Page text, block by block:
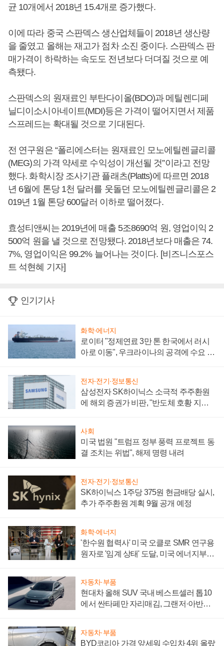
균 10개에서 2018년 15.4개로 증가했다.
이에 따라 중국 스판덱스 생산업체들이 2018년 생산량
을 줄였고 올해는 재고가 점차 소진 중이다. 스판덱스 판
매가격이 하락하는 속도도 전년보다 더뎌질 것으로 예
측됐다.
스판덱스의 원재료인 부탄다이올(BDO)과 메틸렌디페
닐디이소시아네이트(MDI)등은 가격이 떨어지면서 제품
스프레드는 확대될 것으로 기대된다.
전 연구원은 “폴리에스터는 원재료인 모노에틸렌글리콜
(MEG)의 가격 약세로 수익성이 개선될 것”이라고 전망
했다. 화학시장 조사기관 플래츠(Platts)에 따르면 2018
년 6월에 톤당 1천 달러를 웃돌던 모노에틸렌글리콜은 2
019년 1월 톤당 600달러 이하로 떨어졌다.
효성티앤씨는 2019년에 매출 5조8690억 원, 영업이익 2
500억 원을 낼 것으로 전망됐다. 2018년보다 매출은 74.
7%, 영업이익은 99.2% 늘어나는 것이다. [비즈니스포스
트 석현혜 기자]
인기기사
화학·에너지
로이터 "정제연료 3만 톤 한국에서 러시
아로 이동", 우크라이나의 공격에 수요 늘
전자·전기·정보통신
삼성전자 SK하이닉스 소극적 주주환원
에 해외 증권가 비판, "반도체 호황 지속
사회
미국 법원 "트럼프 정부 풍력 프로젝트 동
결 조치는 위법", 해제 명령 내려
전자·전기·정보통신
SK하이닉스 1주당 375원 현금배당 실시,
추가 주주환원 계획 9월 공개 예정
화학·에너지
'한수원 협력사' 미국 오클로 SMR 연구용
원자로 '임계 상태' 도달, 미국 에너지부
자동차·부품
현대차 올해 SUV 국내 베스트셀러 톱10
에서 싼타페만 자리매김, 그랜저·아반떼
자동차·부품
BYD코리아 가격 앞세워 수입차 4위 올랐